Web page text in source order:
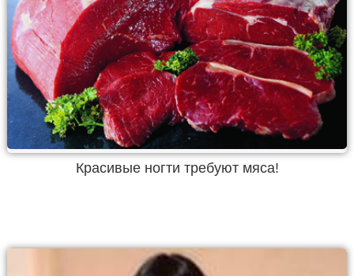
Красивые ногти требуют мяса!